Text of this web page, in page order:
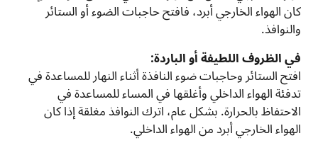
كان الهواء الخارجي أبرد، فافتح حاجبات الضوء أو الستائر
والنوافذ.
في الظروف اللطيفة أو الباردة:
افتح الستائر وحاجبات ضوء النافذة أثناء النهار للمساعدة في
تدفئة الهواء الداخلي وأغلقها في المساء للمساعدة في
الاحتفاظ بالحرارة. بشكل عام، اترك النوافذ مغلقة إذا كان
الهواء الخارجي أبرد من الهواء الداخلي.